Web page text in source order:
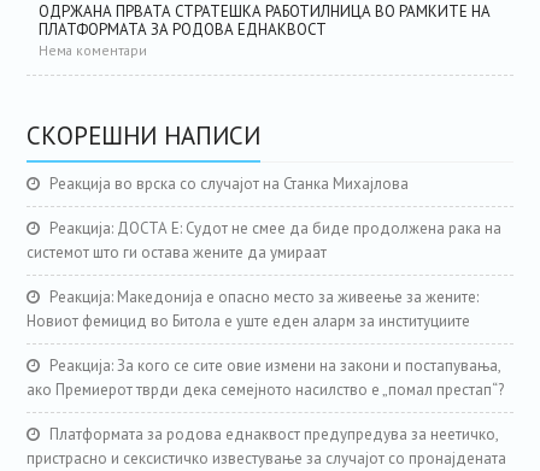
ОДРЖАНА ПРВАТА СТРАТЕШКА РАБОТИЛНИЦА ВО РАМКИТЕ НА
ПЛАТФОРМАТА ЗА РОДОВА ЕДНАКВОСТ
Нема коментари
СКОРЕШНИ НАПИСИ
Реакција во врска со случајот на Станка Михајлова
Реакција: ДОСТА Е: Судот не смее да биде продолжена рака на
системот што ги остава жените да умираат
Реакција: Македонија е опасно место за живеење за жените:
Новиот фемицид во Битола е уште еден аларм за институциите
Реакција: За кого се сите овие измени на закони и постапувања,
ако Премиерот тврди дека семејното насилство е „помал престап“?
Платформата за родова еднаквост предупредува за неетичко,
пристрасно и сексистичко известување за случајот со пронајдената